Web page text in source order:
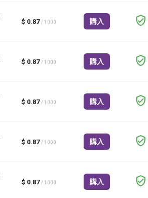
$ 0.87 / 1000 購入
$ 0.87 / 1000 購入
$ 0.87 / 1000 購入
$ 0.87 / 1000 購入
$ 0.87 / 1000 購入